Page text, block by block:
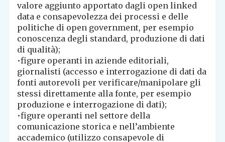
valore aggiunto apportato dagli open linked
data e consapevolezza dei processi e delle
politiche di open government, per esempio
conoscenza degli standard, produzione di dati
di qualità);
•figure operanti in aziende editoriali,
giornalisti (accesso e interrogazione di dati da
fonti autorevoli per verificare/manipolare gli
stessi direttamente alla fonte, per esempio
produzione e interrogazione di dati);
•figure operanti nel settore della
comunicazione storica e nell’ambiente
accademico (utilizzo consapevole di